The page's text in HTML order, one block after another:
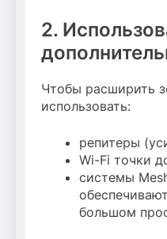
2.
Чтобы расширить
использовать:
репитеры
Wi-Fi точки
системы
большом